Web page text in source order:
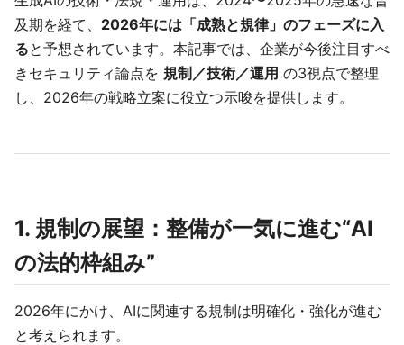
及期を経て、 2026年には「成熟と規律」のフェーズに入
ると予想されています。本記事では、企業が今後注目すべ
きセキュリティ論点を 規制／技術／運用 の3視点で整理
し、2026年の戦略立案に役立つ示唆を提供します。
1. 規制の展望：整備が一気に進む“AI
の法的枠組み”
2026年にかけ、AIに関連する規制は明確化・強化が進む
と考えられます。